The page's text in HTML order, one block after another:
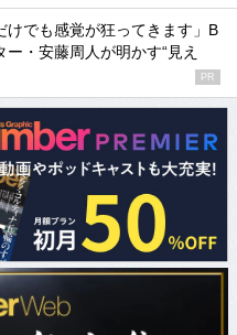
けでも感覚が狂ってきます」B
ー・安藤周人が明かす“見え
PR